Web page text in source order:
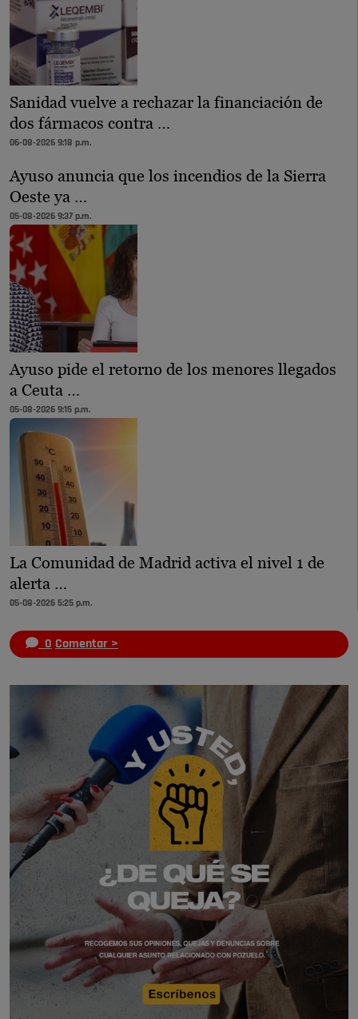
Sanidad vuelve a rechazar la financiación de
dos fármacos contra …
06-08-2026 9:18 p.m.
Ayuso anuncia que los incendios de la Sierra
Oeste ya …
05-08-2026 9:37 p.m.
Ayuso pide el retorno de los menores llegados
a Ceuta …
05-08-2026 9:15 p.m.
La Comunidad de Madrid activa el nivel 1 de
alerta …
05-08-2026 5:25 p.m.
0 Comentar >